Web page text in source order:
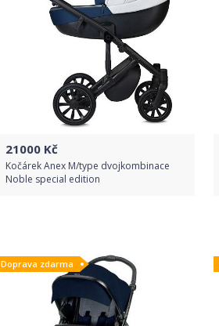
21000 Kč
Kočárek Anex M/type dvojkombinace
Noble special edition
Detail produktu
Doprava zdarma